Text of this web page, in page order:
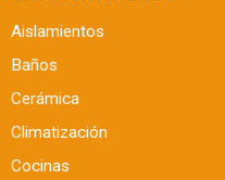
Aislamientos
Baños
Cerámica
Climatización
Cocinas